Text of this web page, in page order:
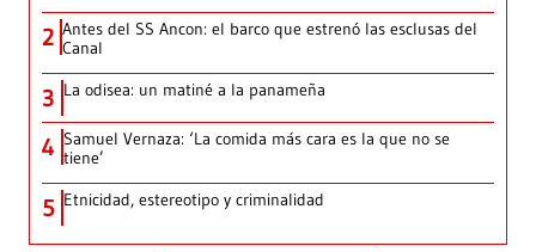
2 Antes del SS Ancon: el barco que estrenó las esclusas del
Canal
3 La odisea: un matiné a la panameña
4 Samuel Vernaza: ‘La comida más cara es la que no se
tiene’
5 Etnicidad, estereotipo y criminalidad